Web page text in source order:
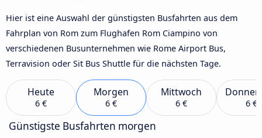
Hier ist eine Auswahl der günstigsten Busfahrten aus dem
Fahrplan von Rom zum Flughafen Rom Ciampino von
verschiedenen Busunternehmen wie Rome Airport Bus,
Terravision oder Sit Bus Shuttle für die nächsten Tage.
Heute
6 €
Morgen
6 €
Mittwoch
6 € 6 €
Günstigste Busfahrten morgen